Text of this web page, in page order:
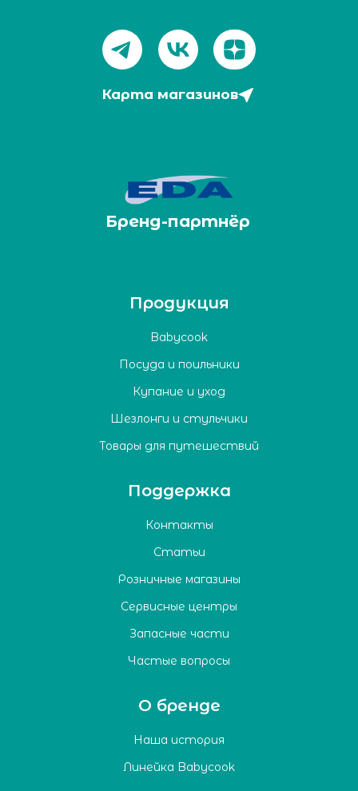
Карта магазинов
Бренд-партнёр
Продукция
Babycook
Посуда и поильники
Купание и уход
Шезлонги и стульчики
Товары для путешествий
Поддержка
Контакты
Статьи
Розничные магазины
Сервисные центры
Запасные части
Частые вопросы
О бренде
Наша история
Линейка Babycook